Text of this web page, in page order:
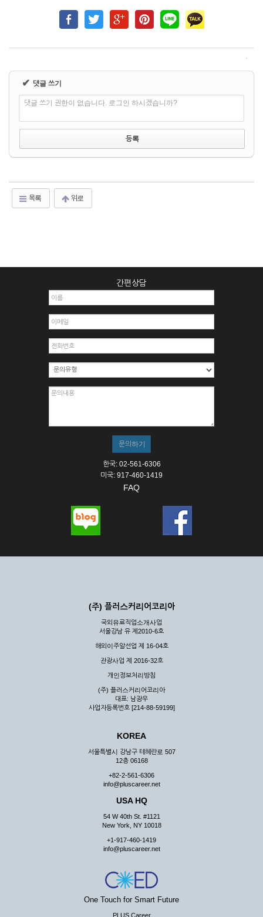
✔ 댓글 쓰기
댓글 쓰기 권한이 없습니다. 로그인 하시겠습니까?
목록 위로
간편상담
한국: 02-561-6306
미국: 917-460-1419
FAQ
(주) 플러스커리어코리아
국외유료직업소개사업
서울강남 유 제2010-6호
해외이주알선업 제 16-04호
관광사업 제 2016-32호
개인정보처리방침
(주) 플러스커리어코리아
대표: 남광우
사업자등록번호 [214-88-59199]
KOREA
서울특별시 강남구 테헤란로 507
12층 06168
+82-2-561-6306
info@pluscareer.net
USA HQ
54 W 40th St. #1121
New York, NY 10018
+1-917-460-1419
info@pluscareer.net
One Touch for Smart Future
PLUS Career